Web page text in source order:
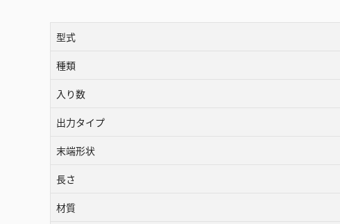
型式
種類
入り数
出力タイプ
末端形状
長さ
材質